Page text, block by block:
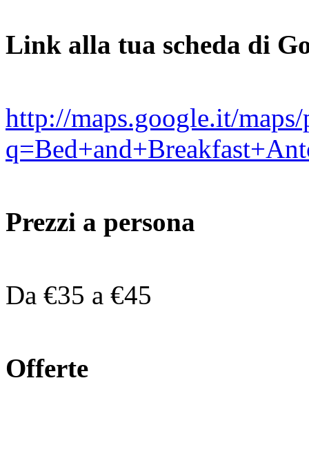
Link alla tua scheda di
http://maps.google.it/maps/
Prezzi a persona
Da €35 a €45
Offerte